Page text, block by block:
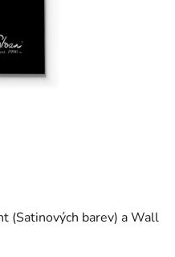
(Satinových barev) a Wall